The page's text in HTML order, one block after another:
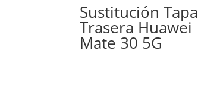
Sustitución Tapa
Trasera Huawei
Mate 30 5G